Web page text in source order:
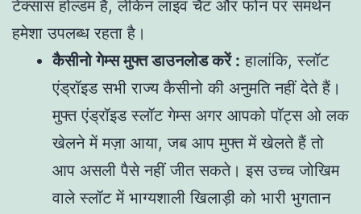
टेक्सास होल्डम है, लेकिन लाइव चैट और फोन पर समर्थन
हमेशा उपलब्ध रहता है।
कैसीनो गेम्स मुफ्त डाउनलोड करें : हालांकि, स्लॉट
एंड्रॉइड सभी राज्य कैसीनो की अनुमति नहीं देते हैं।
मुफ्त एंड्रॉइड स्लॉट गेम्स अगर आपको पॉट्स ओ लक
खेलने में मज़ा आया, जब आप मुफ्त में खेलते हैं तो
आप असली पैसे नहीं जीत सकते। इस उच्च जोखिम
वाले स्लॉट में भाग्यशाली खिलाड़ी को भारी भुगतान